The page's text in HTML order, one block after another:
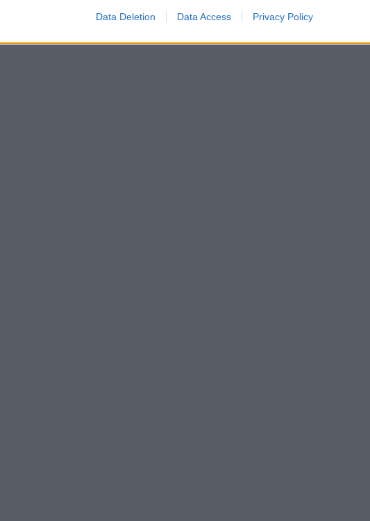
Data Deletion Data Access Privacy Policy